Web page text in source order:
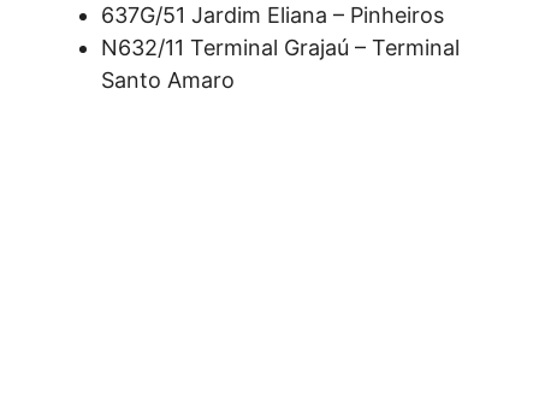
637G/51 Jardim Eliana – Pinheiros
N632/11 Terminal Grajaú – Terminal
Santo Amaro